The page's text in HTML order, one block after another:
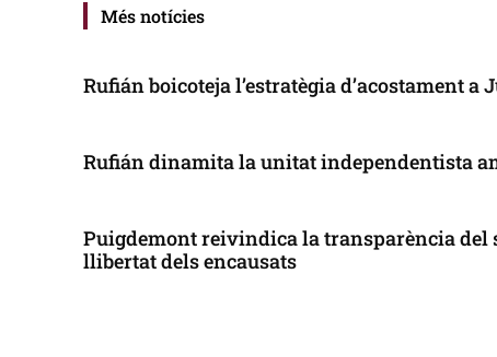
Més notícies
Rufián boicoteja l’estratègia d’acostament a
Rufián dinamita la unitat independentista
Puigdemont reivindica la transparència del
llibertat dels encausats